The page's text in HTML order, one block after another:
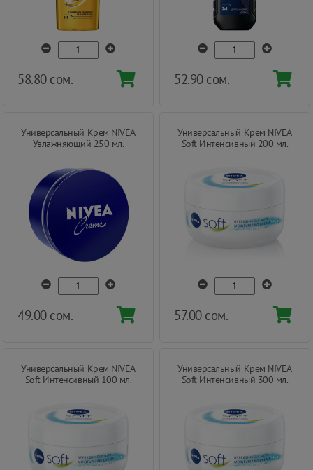
58.80 сом. 52.90 сом.
Универсальный Крем NIVEA
Увлажняющий 250 мл.
49.00 сом.
Универсальный Крем NIVEA
Soft Интенсивный 200 мл.
57.00 сом.
Универсальный Крем NIVEA
Soft Интенсивный 100 мл.
Универсальный Крем NIVEA
Soft Интенсивный 300 мл.